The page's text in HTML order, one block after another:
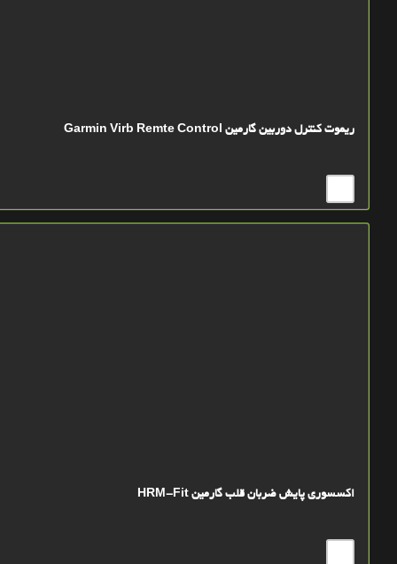
ریموت کنترل دوربین گارمین Garmin Virb Remte Control
اکسسوری پایش ضربان قلب گارمین HRM-Fit